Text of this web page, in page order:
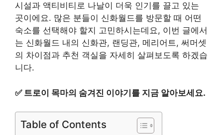
시설과 액티비티로 나날이 더욱 인기를 끌고 있는
곳이에요. 많은 분들이 신화월드를 방문할 때 어떤
숙소를 선택해야 할지 고민하시는데요, 이번 글에서
는 신화월드 내의 신화관, 랜딩관, 메리어트, 써머셋
의 차이점과 추천 객실을 자세히 살펴보도록 하겠습
니다.
✅ 트로이 목마의 숨겨진 이야기를 지금 알아보세요.
Table of Contents